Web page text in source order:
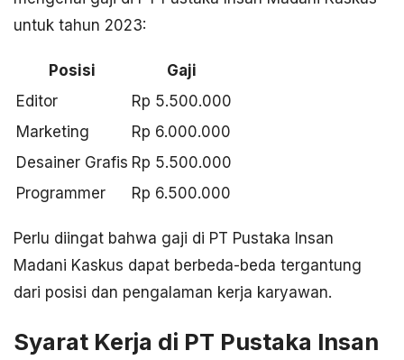
untuk tahun 2023:
Posisi
Gaji
Editor
Rp 5.500.000
Marketing
Rp 6.000.000
Desainer Grafis Rp 5.500.000
Programmer
Rp 6.500.000
Perlu diingat bahwa gaji di PT Pustaka Insan
Madani Kaskus dapat berbeda-beda tergantung
dari posisi dan pengalaman kerja karyawan.
Syarat Kerja di PT Pustaka Insan